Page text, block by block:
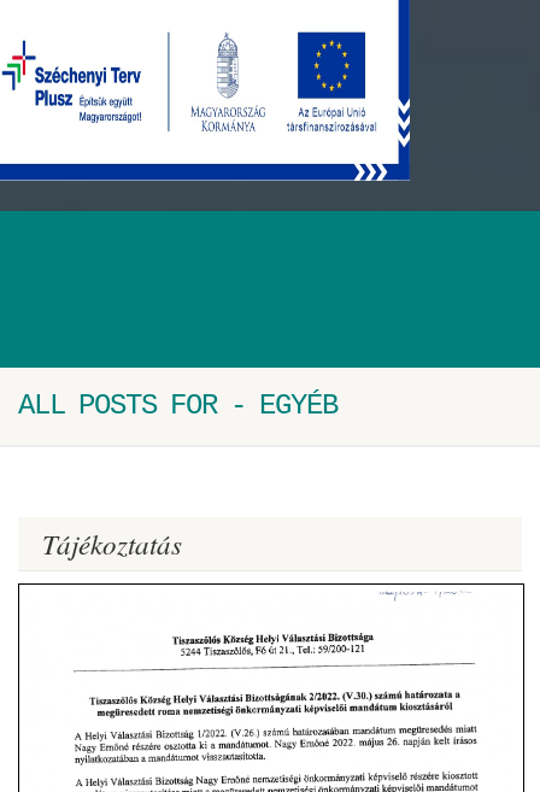
ALL POSTS FOR - EGYÉB
Tájékoztatás